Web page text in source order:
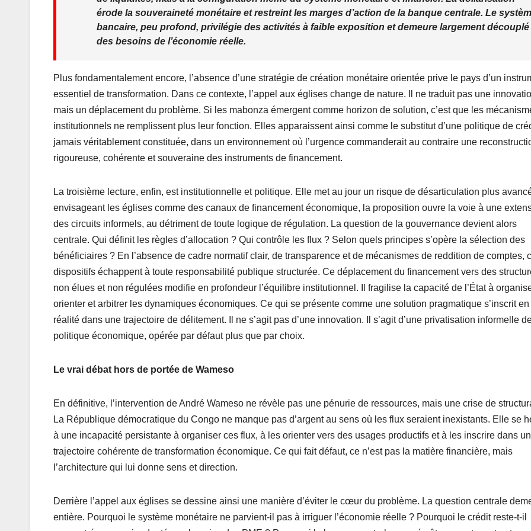
érode la souveraineté monétaire et restreint les marges d’action de la banque centrale. Le
bancaire, peu profond, privilégie des activités à faible exposition et demeure largement découplé
des besoins de l’économie réelle.
Plus fondamentalement encore, l’absence d’une stratégie de création monétaire orientée prive le pays d’un
essentiel de transformation. Dans ce contexte, l’appel aux églises change de nature. Il ne traduit pas une
mais un déplacement du problème. Si les mabonza émergent comme horizon de solution, c’est que les
institutionnels ne remplissent plus leur fonction. Elles apparaissent ainsi comme le substitut d’une politique de
jamais véritablement constituée, dans un environnement où l’urgence commanderait au contraire une
rigoureuse, cohérente et souveraine des instruments de financement.
La troisième lecture, enfin, est institutionnelle et politique. Elle met au jour un risque de désarticulation plus
envisageant les églises comme des canaux de financement économique, la proposition ouvre la voie à une
des circuits informels, au détriment de toute logique de régulation. La question de la gouvernance devient alors
centrale. Qui définit les règles d’allocation ? Qui contrôle les flux ? Selon quels principes s’opère la sélection des
bénéficiaires ? En l’absence de cadre normatif clair, de transparence et de mécanismes de reddition de comptes,
dispositifs échappent à toute responsabilité publique structurée. Ce déplacement du financement vers des
non élues et non régulées modifie en profondeur l’équilibre institutionnel. Il fragilise la capacité de l’État à
orienter et arbitrer les dynamiques économiques. Ce qui se présente comme une solution pragmatique s’inscrit en
réalité dans une trajectoire de délitement. Il ne s’agit pas d’une innovation. Il s’agit d’une privatisation informelle
politique économique, opérée par défaut plus que par choix.
Le vrai débat hors de portée de Wameso
En définitive, l’intervention de André Wameso ne révèle pas une pénurie de ressources, mais une crise de
La République démocratique du Congo ne manque pas d’argent au sens où les flux seraient inexistants. Elle se
à une incapacité persistante à organiser ces flux, à les orienter vers des usages productifs et à les inscrire dans
trajectoire cohérente de transformation économique. Ce qui fait défaut, ce n’est pas la matière financière, mais
l’architecture qui lui donne sens et direction.
Derrière l’appel aux églises se dessine ainsi une manière d’éviter le cœur du problème. La question centrale
entière. Pourquoi le système monétaire ne parvient-il pas à irriguer l’économie réelle ? Pourquoi le crédit reste-t-il